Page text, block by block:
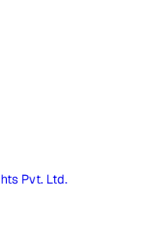
Pvt. Ltd.